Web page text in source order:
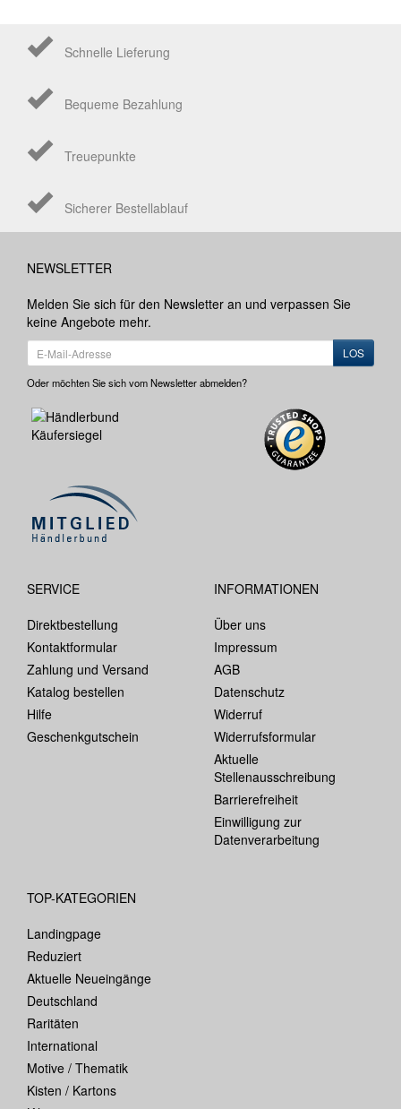
Schnelle Lieferung
Bequeme Bezahlung
Treuepunkte
Sicherer Bestellablauf
NEWSLETTER
Melden Sie sich für den Newsletter an und verpassen Sie
keine Angebote mehr.
LOS
Oder möchten Sie sich vom Newsletter abmelden?
SERVICE
Direktbestellung
Kontaktformular
Zahlung und Versand
Katalog bestellen
Hilfe
Geschenkgutschein
INFORMATIONEN
Über uns
Impressum
AGB
Datenschutz
Widerruf
Widerrufsformular
Aktuelle
Stellenausschreibung
Barrierefreiheit
Einwilligung zur
Datenverarbeitung
TOP-KATEGORIEN
Landingpage
Reduziert
Aktuelle Neueingänge
Deutschland
Raritäten
International
Motive / Thematik
Kisten / Kartons